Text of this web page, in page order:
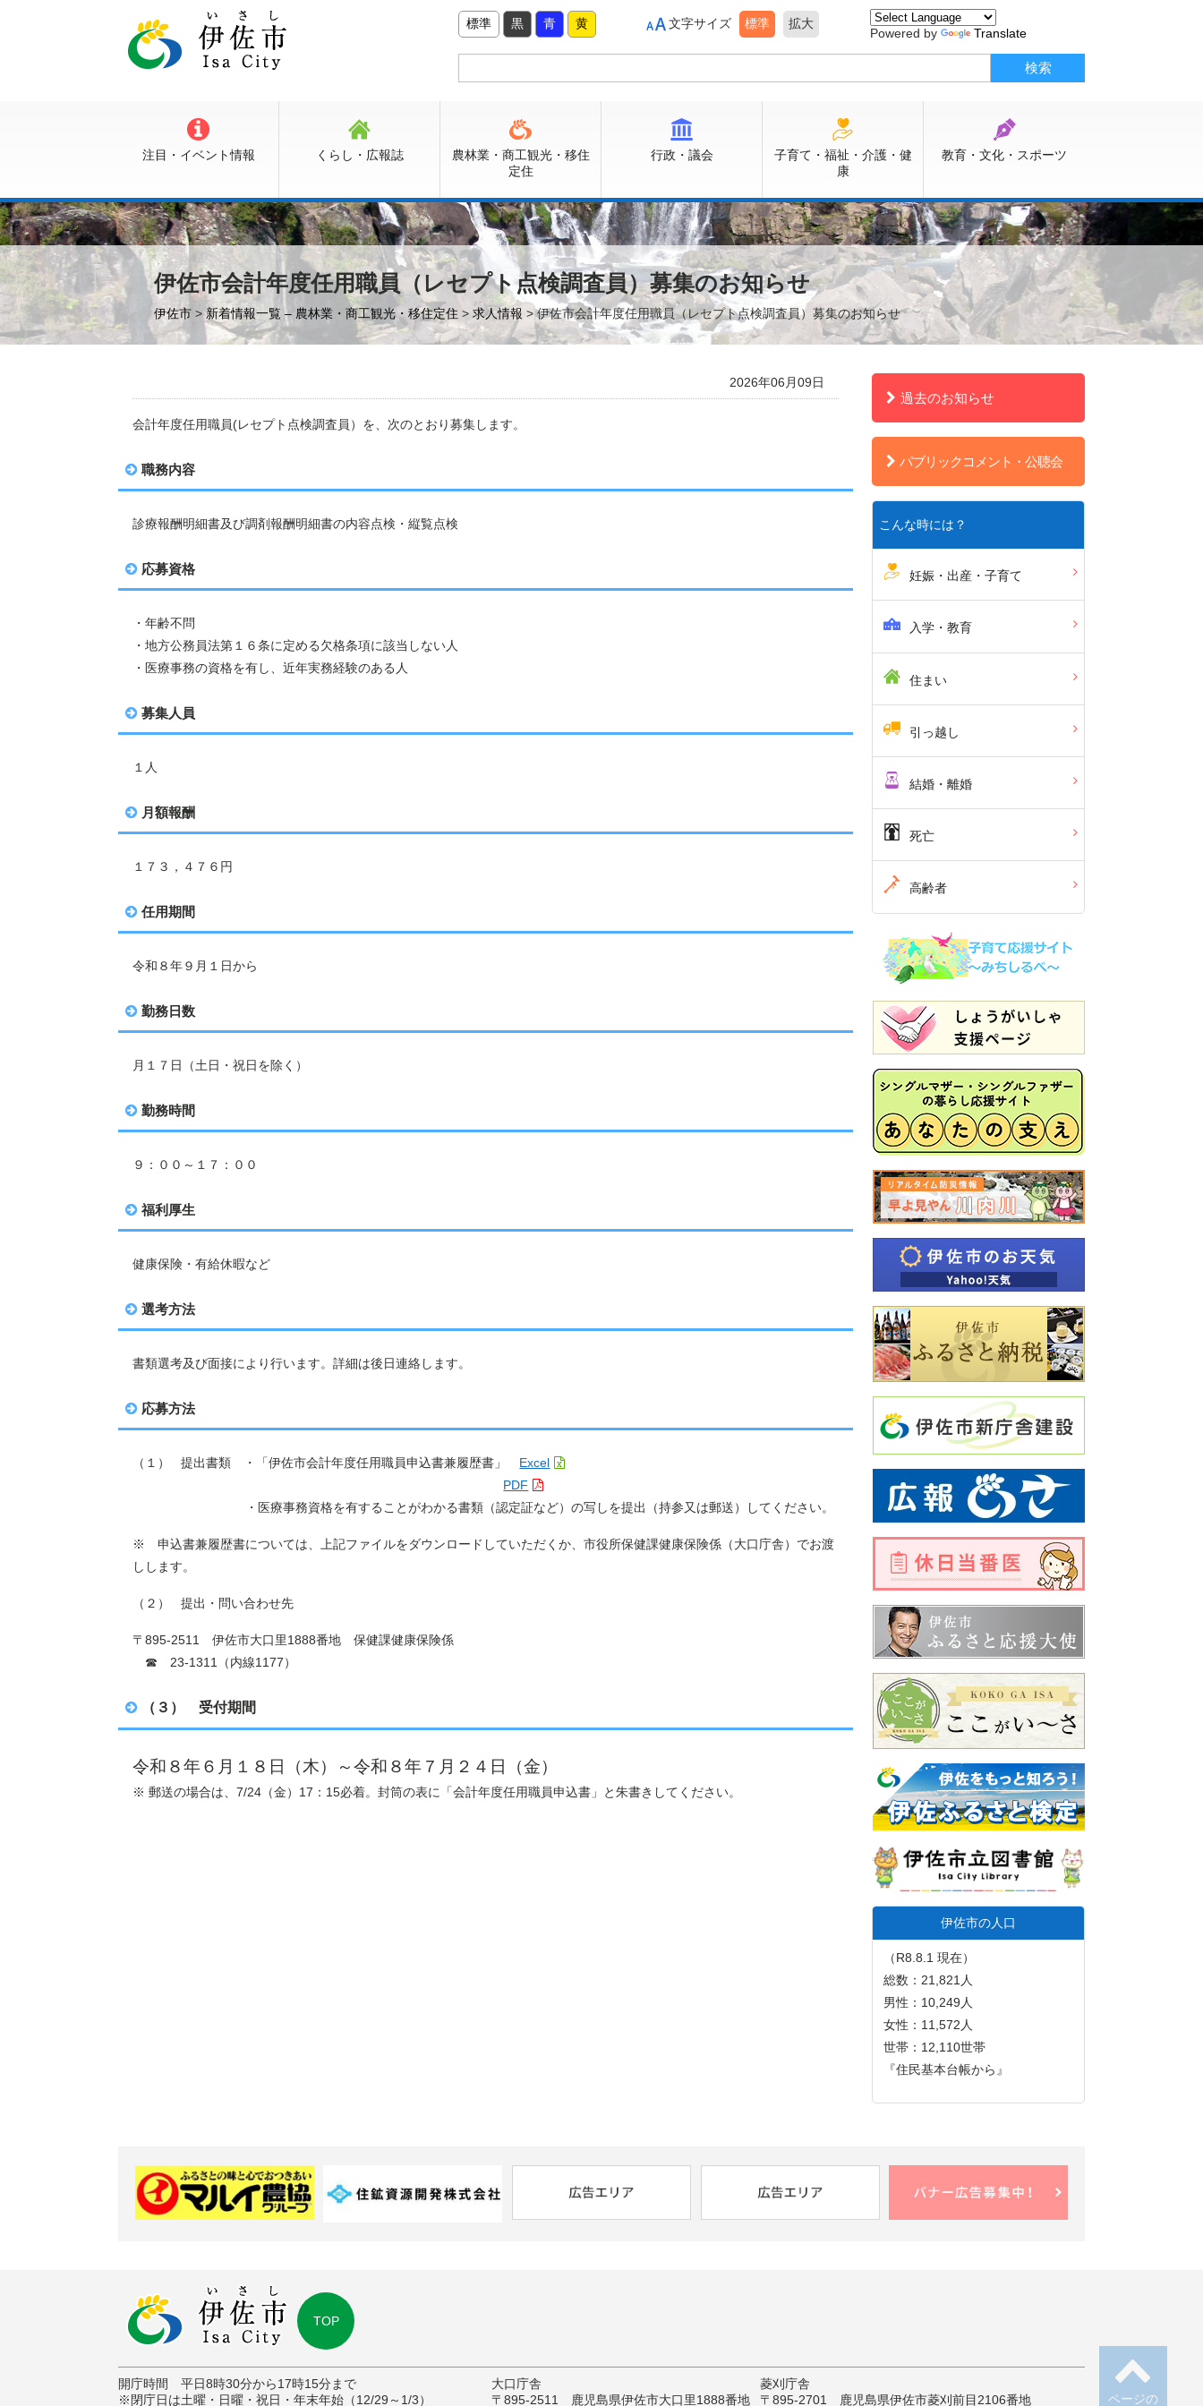
標準 黒 青 黄 文字サイズ 標準 拡大
Powered by Translate
注目・イベント情報 くらし・広報誌
農林業・商工観光・移住
定住
行政・議会
子育て・福祉・介護・健
康
教育・文化・スポーツ
伊佐市会計年度任用職員（レセプト点検調査員）募集のお知らせ
伊佐市 >新着情報一覧 – 農林業・商工観光・移住定住 >求人情報 > 伊佐市会計年度任用職員（レセプト点検調査員）募集のお知らせ
2026年06月09日
会計年度任用職員(レセプト点検調査員） を、次のとおり募集します。
職務内容
診療報酬明細書及び調剤報酬明細書の内容点検・縦覧点検
応募資格
・年齢不問
・地方公務員法第１６条に定める欠格条項に該当しない人
・医療事務の資格を有し、近年実務経験のある人
募集人員
１人
月額報酬
１７３，４７６円
任用期間
令和８年９月１日から
勤務日数
月１７日（土日・祝日を除く）
勤務時間
９：００～１７：００
福利厚生
健康保険・有給休暇など
選考方法
書類選考及び面接により行います。詳細は後日連絡します。
応募方法
（１） 提出書類 ・「伊佐市会計年度任用職員申込書兼履歴書」 Excel
PDF
・医療事務資格を有することがわかる書類（認定証など）の写しを提出（持参又は郵送）してください。
※ 申込書兼履歴書については、上記ファイルをダウンロードしていただくか、市役所保健課健康保険係（大口庁舎）でお渡
しします。
（２） 提出・問い合わせ先
〒895-2511 伊佐市大口里1888番地 保健課健康保険係
☎ 23-1311（内線1177）
（３） 受付期間
令和８年６月１８日（木）～令和８年７月２４日（金）
※ 郵送の場合は、7/24（金）17：15必着。封筒の表に「会計年度任用職員申込書」と朱書きしてください。
過去のお知らせ
パブリックコメント・公聴会
こんな時には？
妊娠・出産・子育て
入学・教育
住まい
引っ越し
結婚・離婚
死亡
高齢者
伊佐市の人口
（R8.8.1 現在）
総数：21,821人
男性：10,249人
女性：11,572人
世帯：12,110世帯
『住民基本台帳から』
ページの
TOP
開庁時間 平日8時30分から17時15分まで
※閉庁日は土曜・日曜・祝日・年末年始（12/29～1/3）
大口庁舎
〒895-2511 鹿児島県伊佐市大口里1888番地
菱刈庁舎
〒895-2701 鹿児島県伊佐市菱刈前目2106番地